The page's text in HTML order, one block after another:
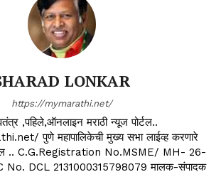
LONKAR
https://mymarathi.net/
,पहिले,ऑनलाइन मराठी न्यूज पोर्टल..
पुणे महापालिकेची मुख्य सभा लाईव्ह करणारे
.. C.G.Registration No.MSME/ MH- 26-
No. DCL 2131000315798079 मालक-संपादक